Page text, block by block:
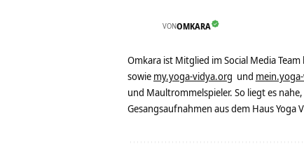
VONOMKARA
Omkara ist Mitglied im Social Media
sowie my.yoga-vidya.org und
und Maultrommelspieler. So liegt es
Gesangsaufnahmen aus dem Haus Yoga